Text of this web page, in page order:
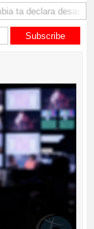
ta declara desaster
Subscribe